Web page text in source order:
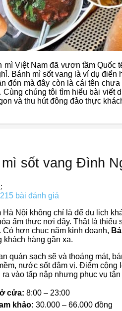
mì Việt Nam đã vươn tầm
Bánh mì sốt vang là ví dụ
đón mà đây còn là cái tên
Cùng chúng tôi tìm hiểu bài viết
và thu hút đông đảo thực
mì sốt vang Đình
bài đánh giá
Hà Nội không chỉ là để du lịch
ẩm thực nơi đây. Thật là thiếu
Có hơn chục năm kinh doanh,
khách hàng gần xa.
quán sạch sẽ và thoáng mát,
nước sốt đâm vị. Điểm cộng
ra vào tấp nập nhưng phục vụ
cửa: 8:00 – 23:00
khảo: 30.000 – 66.000 đồng